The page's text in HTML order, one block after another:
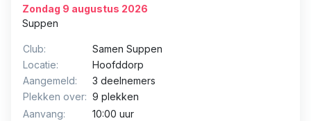
Zondag 9 augustus 2026
Suppen
Club:
Samen Suppen
Locatie:
Hoofddorp
Aangemeld:
3 deelnemers
Plekken over: 9 plekken
Aanvang:
10:00 uur